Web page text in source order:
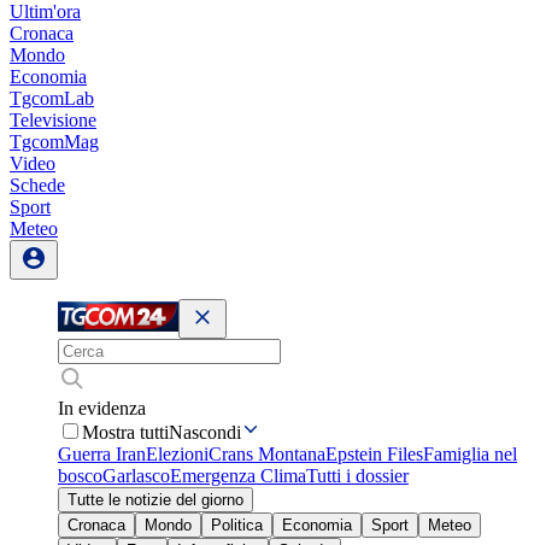
Ultim'ora
Cronaca
Mondo
Economia
TgcomLab
Televisione
TgcomMag
Video
Schede
Sport
Meteo
In evidenza
Mostra tuttiNascondi
Guerra IranElezioniCrans MontanaEpstein FilesFamiglia nel
boscoGarlascoEmergenza ClimaTutti i dossier
Tutte le notizie del giorno
Cronaca
Mondo Politica Economia Sport
Meteo